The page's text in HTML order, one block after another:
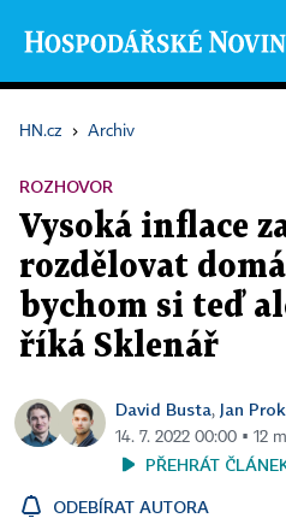
HN.cz › Archiv
ROZHOVOR
Vysoká inflace
rozdělovat
bychom si teď
říká Sklenář
David Busta, Jan
14. 7. 2022 00:00 ▪ 12
PŘEHRÁT
ODEBÍRAT AUTORA